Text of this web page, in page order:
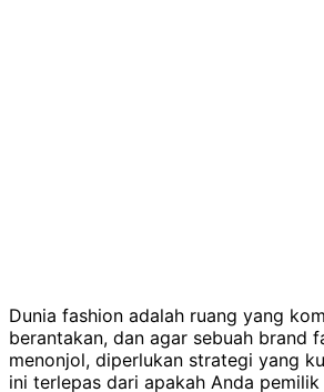
Dunia fashion adalah ruang yang
berantakan, dan agar sebuah brand
menonjol, diperlukan strategi yang
ini terlepas dari apakah Anda